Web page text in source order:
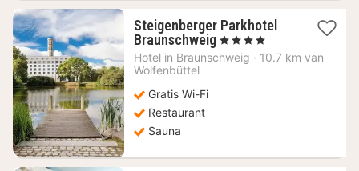
Steigenberger Parkhotel
Braunschweig 1
nacht
vanaf
, 4 Sterren
Hotel in Braunschweig · 10.7 km van
Wolfenbüttel
Gratis Wi-Fi
Restaurant
Sauna